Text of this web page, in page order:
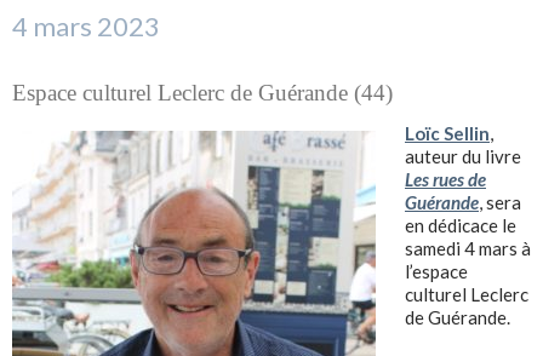
4 mars 2023
Espace culturel Leclerc de Guérande (44)
Loïc Sellin,
auteur du livre
Les rues de
Guérande, sera
en dédicace le
samedi 4 mars à
l’espace
culturel Leclerc
de Guérande.